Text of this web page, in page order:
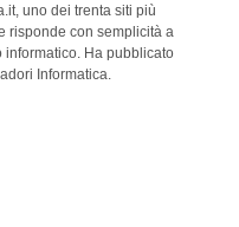
uno dei trenta siti più
risponde con semplicità a
Ha pubblicato
Informatica.